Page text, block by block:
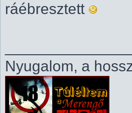
ráébresztett
Nyugalom, a